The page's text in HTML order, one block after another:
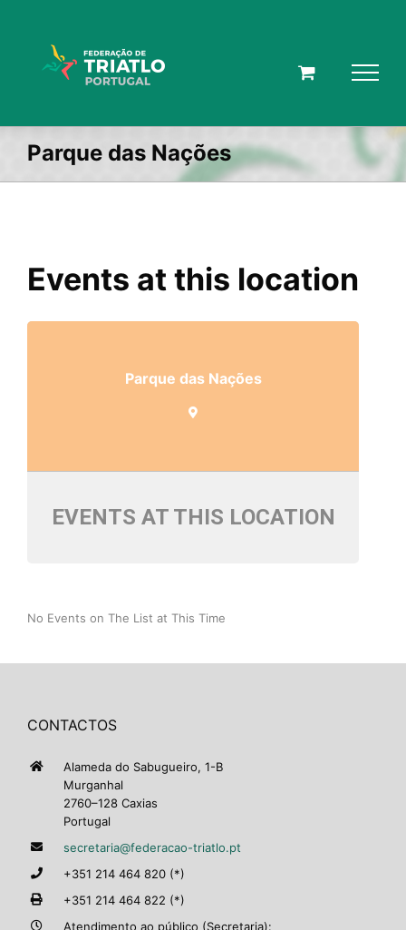
Parque das Nações
Events at this location
Parque das Nações
EVENTS AT THIS LOCATION
No Events on The List at This Time
CONTACTOS
Alameda do Sabugueiro, 1-B
Murganhal
2760–128 Caxias
Portugal
secretaria@federacao-triatlo.pt
+351 214 464 820 (*)
+351 214 464 822 (*)
Atendimento ao público (Secretaria):